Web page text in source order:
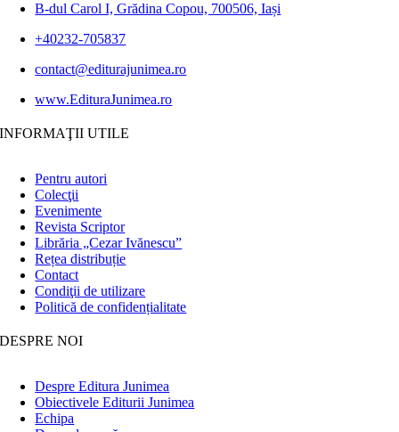
B-dul Carol I, Grădina Copou, 700506, Iași
+40232-705837
contact@editurajunimea.ro
www.EdituraJunimea.ro
INFORMAŢII UTILE
Pentru autori
Colecţii
Evenimente
Revista Scriptor
Librăria „Cezar Ivănescu”
Rețea distribuție
Contact
Condiţii de utilizare
Politică de confidențialitate
DESPRE NOI
Despre Editura Junimea
Obiectivele Editurii Junimea
Echipa